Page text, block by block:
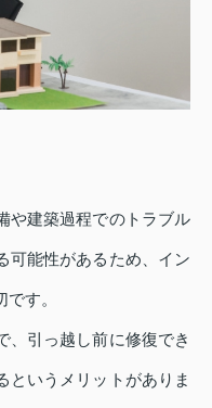
や建築過程でのトラブル
可能性があるため、イン
す。
、引っ越し前に修復でき
というメリットがありま